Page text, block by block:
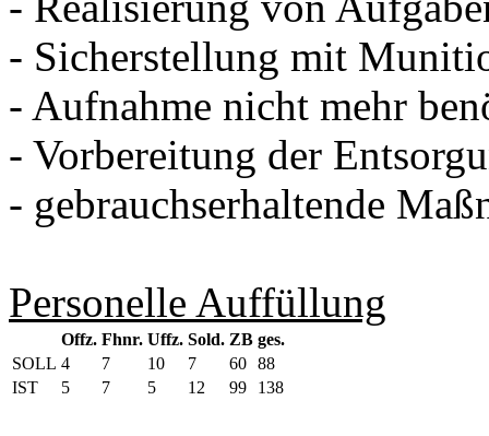
- Sicherstellung mit
- Aufnahme nicht mehr
- Vorbereitung der
- gebrauchserhaltende
Personelle Auffüllung
Offz. Fhnr. Uffz. Sold. ZB ges.
SOLL 4 7 10 7 60 88
IST
5 7 5 12 99 138